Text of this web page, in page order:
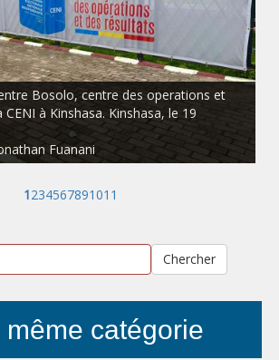
Bosolo, centre des operations et
à Kinshasa. Kinshasa, le 19
Fuanani
1234567891011
Chercher
même catégorie